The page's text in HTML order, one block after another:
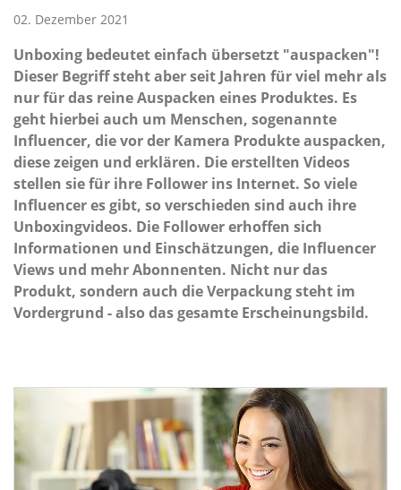
02. Dezember 2021
Unboxing bedeutet einfach übersetzt "auspacken"!
Dieser Begriff steht aber seit Jahren für viel mehr als
nur für das reine Auspacken eines Produktes. Es
geht hierbei auch um Menschen, sogenannte
Influencer, die vor der Kamera Produkte auspacken,
diese zeigen und erklären. Die erstellten Videos
stellen sie für ihre Follower ins Internet. So viele
Influencer es gibt, so verschieden sind auch ihre
Unboxingvideos. Die Follower erhoffen sich
Informationen und Einschätzungen, die Influencer
Views und mehr Abonnenten. Nicht nur das
Produkt, sondern auch die Verpackung steht im
Vordergrund - also das gesamte Erscheinungsbild.